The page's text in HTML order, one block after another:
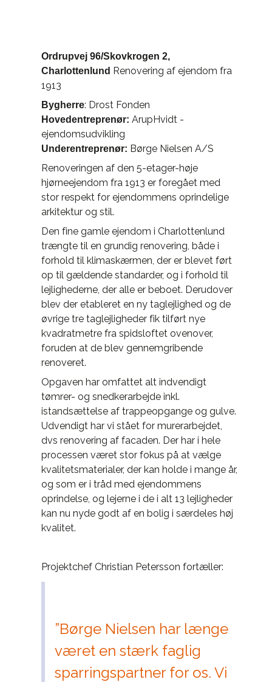
Ordrupvej 96/Skovkrogen 2,
Charlottenlund Renovering af ejendom fra
1913
Bygherre: Drost Fonden
Hovedentreprenør: ArupHvidt -
ejendomsudvikling
Underentreprenør: Børge Nielsen A/S
Renoveringen af den 5-etager-høje
hjørneejendom fra 1913 er foregået med
stor respekt for ejendommens oprindelige
arkitektur og stil.
Den fine gamle ejendom i Charlottenlund
trængte til en grundig renovering, både i
forhold til klimaskærmen, der er blevet ført
op til gældende standarder, og i forhold til
lejlighederne, der alle er beboet. Derudover
blev der etableret en ny taglejlighed og de
øvrige tre taglejligheder fik tilført nye
kvadratmetre fra spidsloftet ovenover,
foruden at de blev gennemgribende
renoveret.
Opgaven har omfattet alt indvendigt
tømrer- og snedkerarbejde inkl.
istandsættelse af trappeopgange og gulve.
Udvendigt har vi stået for murerarbejdet,
dvs renovering af facaden. Der har i hele
processen været stor fokus på at vælge
kvalitetsmaterialer, der kan holde i mange år,
og som er i tråd med ejendommens
oprindelse, og lejerne i de i alt 13 lejligheder
kan nu nyde godt af en bolig i særdeles høj
kvalitet.
Projektchef Christian Petersson fortæller:
”Børge Nielsen har længe
været en stærk faglig
sparringspartner for os. Vi